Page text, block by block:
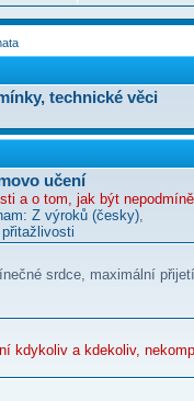
technické věci
učení
a o tom, jak být
Z výroků (česky)
srdce, maximální
kdykoliv a kdekoliv,